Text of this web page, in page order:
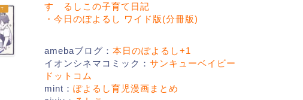
す るしこの子育て日記
・今日のぽよるし ワイド版(分冊版)
amebaブログ： 本日のぽよるし+1
イオンシネマコミック： サンキューベイビー
ドットコム
mint： ぽよるし育児漫画まとめ